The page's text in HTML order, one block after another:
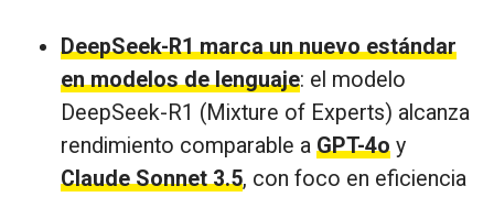
DeepSeek-R1 marca un nuevo estándar
en modelos de lenguaje: el modelo
DeepSeek-R1 (Mixture of Experts) alcanza
rendimiento comparable a GPT-4o y
Claude Sonnet 3.5, con foco en eficiencia